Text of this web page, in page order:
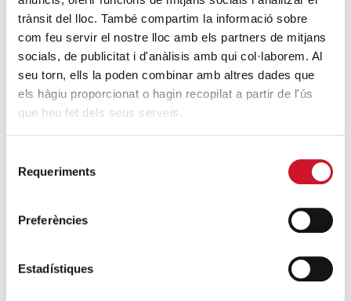
trànsit del lloc. També compartim la informació sobre
com feu servir el nostre lloc amb els partners de mitjans
socials, de publicitat i d'anàlisis amb qui col·laborem. Al
seu torn, ells la poden combinar amb altres dades que
els hàgiu proporcionat o hagin recopilat a partir de l'ús
que heu fet dels seus serveis.
Requeriments
Preferències
Estadístiques
Barcelona i Creu Roja proposen una
evolució en el model de distribució social
d’aliments
SEGUEIX LLEGINT
Cáritas ha atès 16.387 persones afectades
municipals 2023